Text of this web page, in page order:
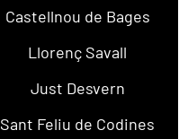
Castellnou de Bages
Llorenç Savall
Just Desvern
Sant Feliu de Codines